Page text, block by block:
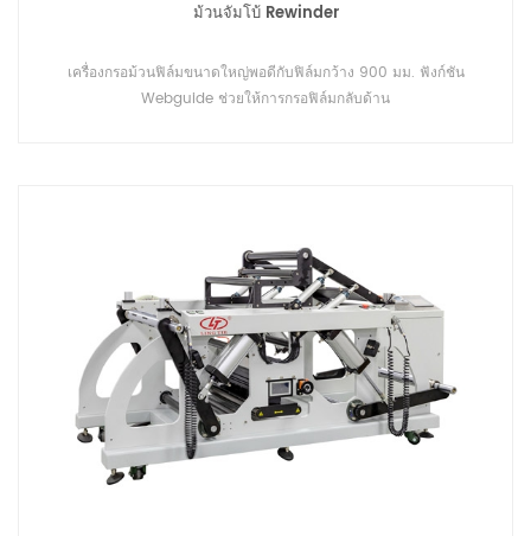
ม้วนจัมโบ้ Rewinder
เครื่องกรอม้วนฟิล์มขนาดใหญ่พอดีกับฟิล์มกว้าง 900 มม. ฟังก์ชัน
Webguide ช่วยให้การกรอฟิล์มกลับด้าน